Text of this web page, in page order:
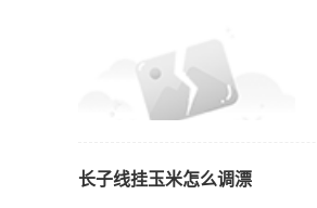
长子线挂玉米怎么调漂